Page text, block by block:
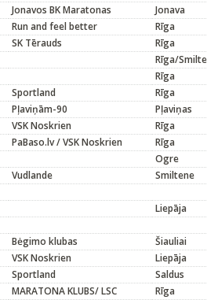
Jonavos BK Maratonas Jonava
Run and feel better Rīga
SK Tērauds Rīga
Rīga/
Rīga
Sportland Rīga
Pļaviņām-90 Pļaviņas
VSK Noskrien Rīga
PaBaso.lv / VSK Noskrien Rīga
Ogre
Vudlande Smiltene
Liepāja
Bėgimo klubas Šiauliai
VSK Noskrien Liepāja
Sportland Saldus
MARATONA KLUBS/ LSC Rīga